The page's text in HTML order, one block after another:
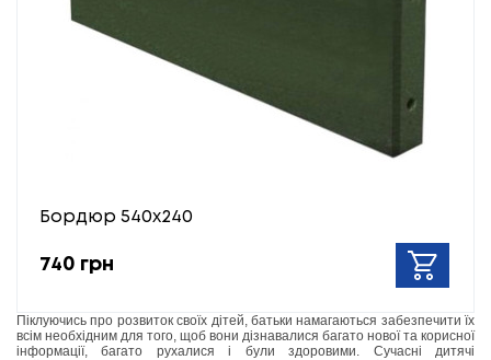
Бордюр 540х240
740 грн
Піклуючись про розвиток своїх дітей, батьки намагаються забезпечити їх
всім необхідним для того, щоб вони дізнавалися багато нової та корисної
інформації, багато рухалися і були здоровими. Сучасні дитячі